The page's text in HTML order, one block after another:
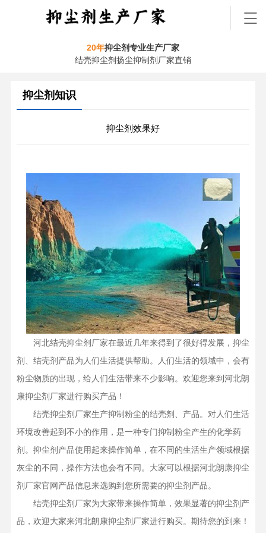
20年抑尘剂专业生产厂家
结壳抑尘剂扬尘抑制剂厂家直销
抑尘剂知识
抑尘剂效果好
河北结壳抑尘剂厂家在最近几年来得到了很好得发展，抑尘
剂、结壳剂产品为人们生活提供帮助。人们生活的领域中，会有
粉尘物质的出现，给人们生活带来不少影响。欢迎您来到河北朗
康抑尘剂厂家进行购买产品！
结壳抑尘剂厂家生产抑制粉尘的结壳剂、产品。对人们生活
环境改善起到不小的作用，是一种专门抑制粉尘产生的化学药
剂。抑尘剂产品使用起来操作简单，在不同的生活生产领域根据
灰尘的不同，操作方法也会有不同。大家可以根据河北朗康抑尘
剂厂家官网产品信息来选购到您所需要的抑尘剂产品。
结壳抑尘剂厂家为大家带来操作简单，效果显著的抑尘剂产
品，欢迎大家来河北朗康抑尘剂厂家进行购买。期待您的到来！